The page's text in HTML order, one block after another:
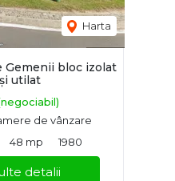
Harta
Gemenii bloc izolat
utilat
de vânzare
48 mp 1980
detalii